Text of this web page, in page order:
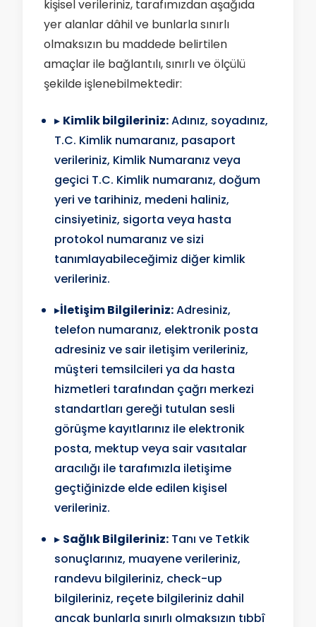
kişisel verileriniz, tarafımızdan aşağıda
yer alanlar dâhil ve bunlarla sınırlı
olmaksızın bu maddede belirtilen
amaçlar ile bağlantılı, sınırlı ve ölçülü
şekilde işlenebilmektedir:
▸ Kimlik bilgileriniz:Adınız, soyadınız,
T.C. Kimlik numaranız, pasaport
verileriniz, Kimlik Numaranız veya
geçici T.C. Kimlik numaranız, doğum
yeri ve tarihiniz, medeni haliniz,
cinsiyetiniz, sigorta veya hasta
protokol numaranız ve sizi
tanımlayabileceğimiz diğer kimlik
verileriniz.
▸İletişim Bilgileriniz:Adresiniz,
telefon numaranız, elektronik posta
adresiniz ve sair iletişim verileriniz,
müşteri temsilcileri ya da hasta
hizmetleri tarafından çağrı merkezi
standartları gereği tutulan sesli
görüşme kayıtlarınız ile elektronik
posta, mektup veya sair vasıtalar
aracılığı ile tarafımızla iletişime
geçtiğinizde elde edilen kişisel
verileriniz.
▸ Sağlık Bilgileriniz: Tanı ve Tetkik
sonuçlarınız, muayene verileriniz,
randevu bilgileriniz, check-up
bilgileriniz, reçete bilgileriniz dahil
ancak bunlarla sınırlı olmaksızın tıbbî